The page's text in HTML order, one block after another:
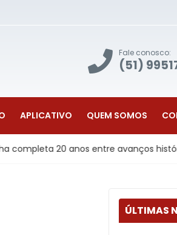
Fale conosco:
(51)
APLICATIVO QUEM SOMOS
20 anos entre avanços históricos e
ÚLTIMAS